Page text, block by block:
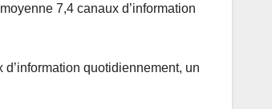
7,4 canaux d’information
quotidiennement, un